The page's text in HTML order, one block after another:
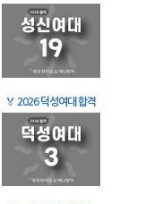
🏅 2026 덕성여대 합격